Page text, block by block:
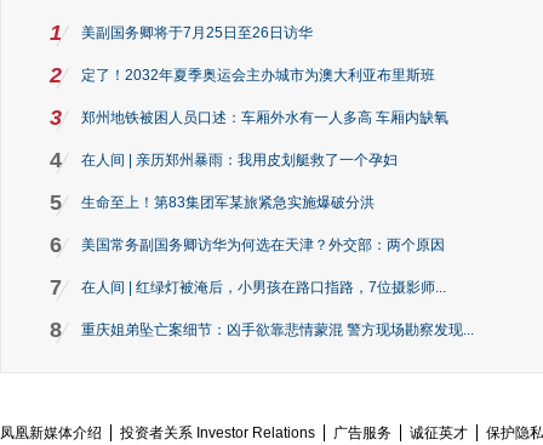
1 美副国务卿将于7月25日至26日访华
2 定了！2032年夏季奥运会主办城市为澳大利亚布里斯班
3 郑州地铁被困人员口述：车厢外水有一人多高 车厢内缺氧
4 在人间 | 亲历郑州暴雨：我用皮划艇救了一个孕妇
5 生命至上！第83集团军某旅紧急实施爆破分洪
6 美国常务副国务卿访华为何选在天津？外交部：两个原因
7 在人间 | 红绿灯被淹后，小男孩在路口指路，7位摄影师...
8 重庆姐弟坠亡案细节：凶手欲靠悲情蒙混 警方现场勘察发现...
凤凰新媒体介绍 投资者关系 Investor Relations 广告服务 诚征英才
保护隐